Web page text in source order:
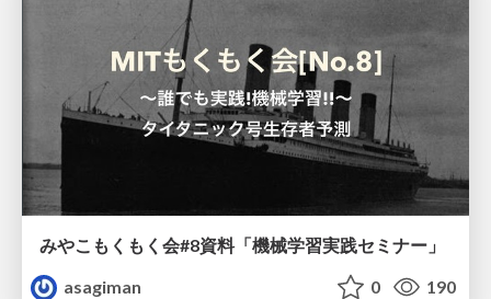
みやこもくもく会#8資料「機械学習実践セミナー」
asagiman
0 190